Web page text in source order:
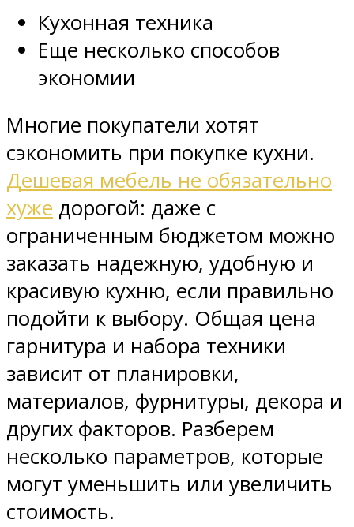
Кухонная техника
Еще несколько способов
экономии
Многие покупатели хотят
сэкономить при покупке кухни.
Дешевая мебель не обязательно
хуже дорогой: даже с
ограниченным бюджетом можно
заказать надежную, удобную и
красивую кухню, если правильно
подойти к выбору. Общая цена
гарнитура и набора техники
зависит от планировки,
материалов, фурнитуры, декора и
других факторов. Разберем
несколько параметров, которые
могут уменьшить или увеличить
стоимость.